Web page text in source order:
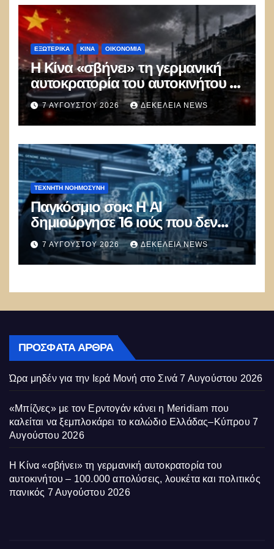
ΕΞΩΤΕΡΙΚΑ ΚΊΝΑ ΟΙΚΟΝΟΜΙΑ
Η Κίνα «σβήνει» τη γερμανική
αυτοκρατορία του αυτοκινήτου –
100.000 απολύσεις, λουκέτα και
πολιτικός πανικός
7 ΑΥΓΟΎΣΤΟΥ 2026 ΔΕΚΈΛΕΙΑ NEWS
ΤΕΧΝΗΤΉ ΝΟΗΜΟΣΎΝΗ
Παγκόσμιο σοκ: Η ΑΙ
δημιούργησε 16 ιούς που δεν
υπάρχουν στη φύση –
Συναγερμός: Ο εφιάλτης μόλις
άρχισε
7 ΑΥΓΟΎΣΤΟΥ 2026 ΔΕΚΈΛΕΙΑ NEWS
ΠΡΌΣΦΑΤΑ ΆΡΘΡΑ
Ώρα μηδέν για την Ιερά Μονή στο Σινά 7 Αυγούστου 2026
«Μπίζνες» με τον Ερντογάν κάνει η Meridiam που
καλείται να ξεμπλοκάρει το καλώδιο Ελλάδας–Κύπρου 7
Αυγούστου 2026
Η Κίνα «σβήνει» τη γερμανική αυτοκρατορία του
αυτοκινήτου – 100.000 απολύσεις, λουκέτα και πολιτικός
πανικός 7 Αυγούστου 2026